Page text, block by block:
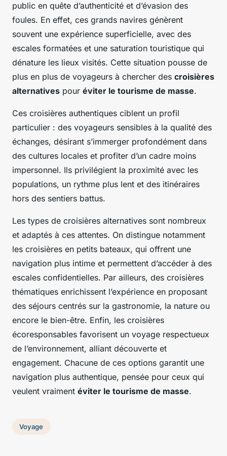
public en quête d’authenticité et d’évasion des
foules. En effet, ces grands navires génèrent
souvent une expérience superficielle, avec des
escales formatées et une saturation touristique qui
dénature les lieux visités. Cette situation pousse de
plus en plus de voyageurs à chercher des croisières
alternatives pour éviter le tourisme de masse.
Ces croisières authentiques ciblent un profil
particulier : des voyageurs sensibles à la qualité des
échanges, désirant s’immerger profondément dans
des cultures locales et profiter d’un cadre moins
impersonnel. Ils privilégient la proximité avec les
populations, un rythme plus lent et des itinéraires
hors des sentiers battus.
Les types de croisières alternatives sont nombreux
et adaptés à ces attentes. On distingue notamment
les croisières en petits bateaux, qui offrent une
navigation plus intime et permettent d’accéder à des
escales confidentielles. Par ailleurs, des croisières
thématiques enrichissent l’expérience en proposant
des séjours centrés sur la gastronomie, la nature ou
encore le bien-être. Enfin, les croisières
écoresponsables favorisent un voyage respectueux
de l’environnement, alliant découverte et
engagement. Chacune de ces options garantit une
navigation plus authentique, pensée pour ceux qui
veulent vraiment éviter le tourisme de masse.
Voyage